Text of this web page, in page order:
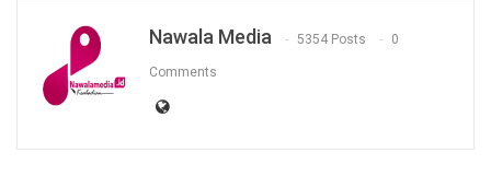
Nawala Media 5354 Posts 0
Comments